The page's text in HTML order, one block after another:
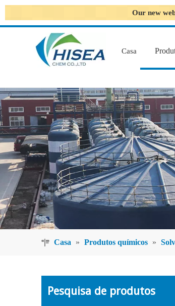
Our new
Casa
Casa » Produtos químicos »
Pesquisa de produtos